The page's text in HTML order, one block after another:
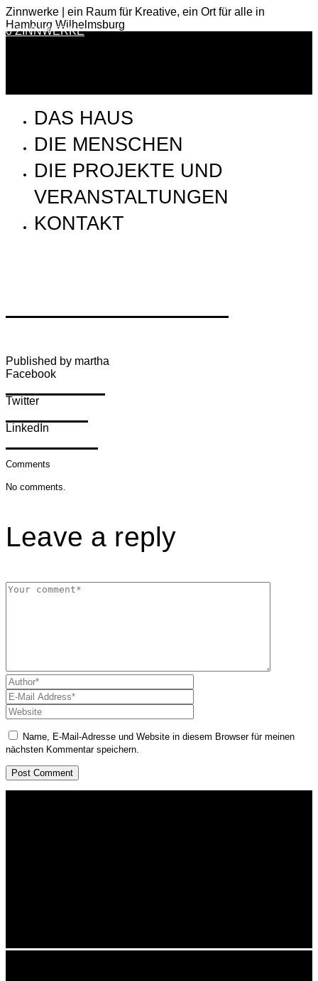
Zinnwerke | ein Raum für Kreative, ein Ort für alle in
Hamburg Wilhelmsburg
0 ZINNWERKE
DAS HAUS
DIE MENSCHEN
DIE PROJEKTE UND
VERANSTALTUNGEN
KONTAKT
Published by martha
Facebook
Twitter
LinkedIn
Comments
No comments.
Leave a reply
Name, E-Mail-Adresse und Website in diesem Browser für meinen
nächsten Kommentar speichern.